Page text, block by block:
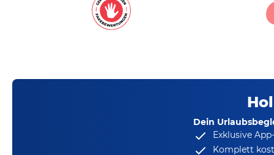
Dein
Exklusive
Komplett